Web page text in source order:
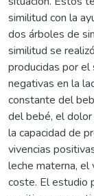
similitud con la
dos árboles de
similitud se
producidas por el
negativas en la
constante del
del bebé, el dolor
la capacidad de
vivencias
leche materna, el
coste. El estudio